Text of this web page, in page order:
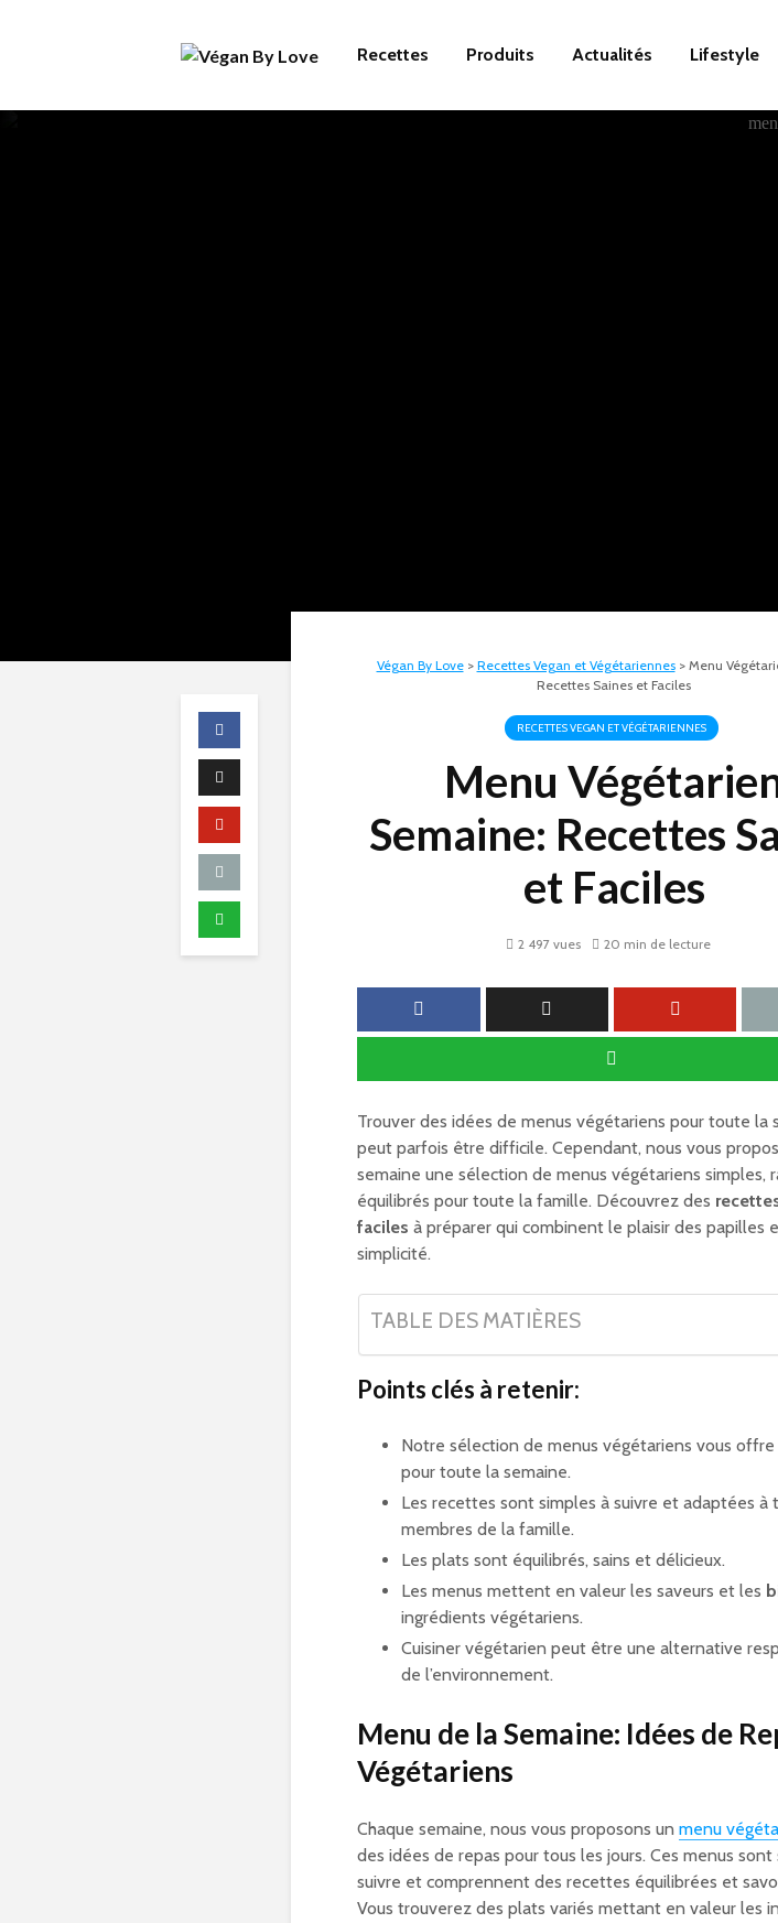
Recettes Produits Actualités Lifestyle
Végan By Love> Recettes Vegan et Végétariennes> Menu
Recettes Saines et Faciles
RECETTES VEGAN ET VÉGÉTARIENNES
Menu
Semaine: Recettes
et Faciles
2 497 vues 20 min de lecture
Trouver des idées de menus végétariens pour toute la
peut parfois être difficile. Cependant, nous vous
semaine une sélection de menus végétariens simples,
équilibrés pour toute la famille. Découvrez des
faciles à préparer qui combinent le plaisir des papilles
simplicité.
TABLE DES MATIÈRES
Points clés à retenir:
Notre sélection de menus végétariens vous offre
pour toute la semaine.
Les recettes sont simples à suivre et adaptées à
membres de la famille.
Les plats sont équilibrés, sains et délicieux.
Les menus mettent en valeur les saveurs et les
ingrédients végétariens.
Cuisiner végétarien peut être une alternative
de l’environnement.
Menu de la Semaine: Idées de
Végétariens
Chaque semaine, nous vous proposons unmenu
des idées de repas pour tous les jours. Ces menus sont
suivre et comprennent des recettes équilibrées et
Vous trouverez des plats variés mettant en valeur les